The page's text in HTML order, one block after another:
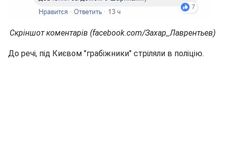
Скріншот коментарів (facebook.com/Захар_Лаврентьев)
До речі, під Києвом "грабіжники" стріляли в поліцію.